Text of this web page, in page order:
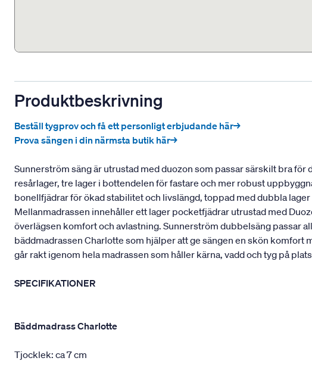
Produktbeskrivning
Beställ tygprov och få ett personligt erbjudande här→
Prova sängen i din närmsta butik här→
Sunnerström säng är utrustad med duozon som passar särskilt bra
resårlager, tre lager i bottendelen för fastare och mer robust
bonellfjädrar för ökad stabilitet och livslängd, toppad med dubbla
Mellanmadrassen innehåller ett lager pocketfjädrar utrustad med
överlägsen komfort och avlastning. Sunnerström dubbelsäng passar
bäddmadrassen Charlotte som hjälper att ge sängen en skön
går rakt igenom hela madrassen som håller kärna, vadd och tyg på
SPECIFIKATIONER
Bäddmadrass Charlotte
Tjocklek: ca 7 cm